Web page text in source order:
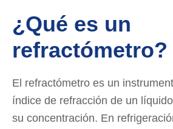
¿Qué es un
refractómetro?
El refractómetro es un
índice de refracción de un
su concentración. En